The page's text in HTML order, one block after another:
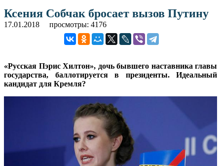
Ксения Собчак бросает вызов Путину
17.01.2018 просмотры: 4176
«Русская Пэрис Хилтон», дочь бывшего наставника главы
государства, баллотируется в президенты. Идеальный
кандидат для Кремля?